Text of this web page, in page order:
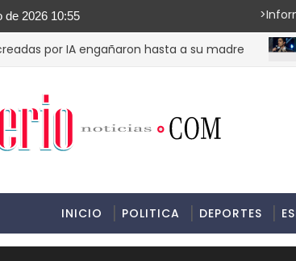
>Información
por IA engañaron hasta a su madre
INICIO POLITICA DEPORTES